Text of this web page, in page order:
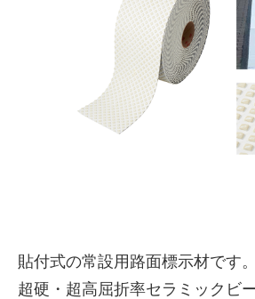
貼付式の常設用路面標示材です。
超硬・超高屈折率セラミックビ